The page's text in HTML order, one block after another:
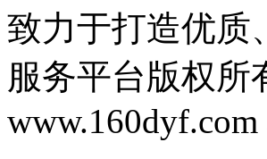
致力于打造优质
服务平台版权所
www.160dyf.com